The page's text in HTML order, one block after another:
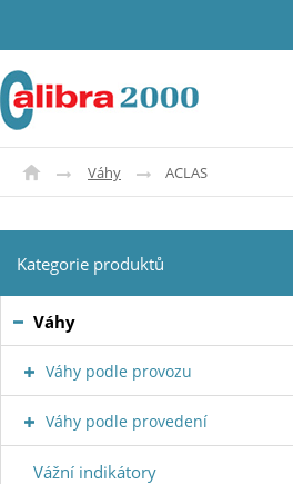
Váhy ACLAS
Kategorie produktů
Váhy
Váhy podle provozu
Váhy podle provedení
Vážní indikátory